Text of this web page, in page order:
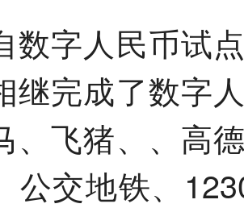
数字人民币试
继完成了数字
、飞猪、、高
公交地铁、